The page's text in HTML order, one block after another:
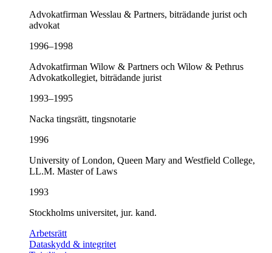
Advokatfirman Wesslau & Partners, biträdande jurist och
advokat
1996–1998
Advokatfirman Wilow & Partners och Wilow & Pethrus
Advokatkollegiet, biträdande jurist
1993–1995
Nacka tingsrätt, tingsnotarie
1996
University of London, Queen Mary and Westfield College,
LL.M. Master of Laws
1993
Stockholms universitet, jur. kand.
Arbetsrätt
Dataskydd & integritet